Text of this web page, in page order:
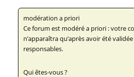
modération a priori
Ce forum est modéré a priori : votre
n’apparaîtra qu’après avoir été
responsables.
Qui êtes-vous ?